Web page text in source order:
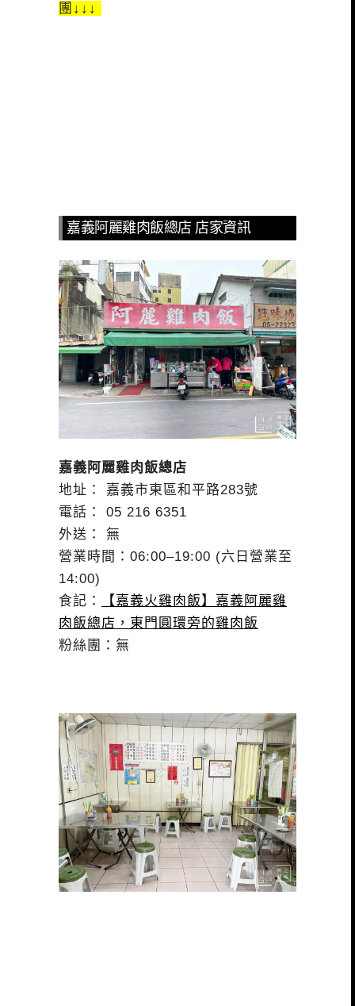
團↓↓↓
嘉義阿麗雞肉飯總店 店家資訊
嘉義阿麗雞肉飯總店
地址： 嘉義市東區和平路283號
電話： 05 216 6351
外送： 無
營業時間：06:00–19:00 (六日營業至
14:00)
食記：
【嘉義火雞肉飯】嘉義阿麗雞
肉飯總店，東門圓環旁的雞肉飯
粉絲團：無